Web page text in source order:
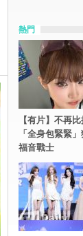
熱門
【有片】不再
「全身包緊緊
福音戰士